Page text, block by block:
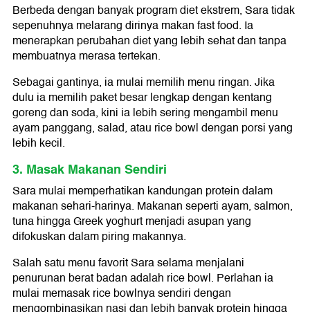
Berbeda dengan banyak program diet ekstrem, Sara tidak
sepenuhnya melarang dirinya makan fast food. Ia
menerapkan perubahan diet yang lebih sehat dan tanpa
membuatnya merasa tertekan.
Sebagai gantinya, ia mulai memilih menu ringan. Jika
dulu ia memilih paket besar lengkap dengan kentang
goreng dan soda, kini ia lebih sering mengambil menu
ayam panggang, salad, atau rice bowl dengan porsi yang
lebih kecil.
3. Masak Makanan Sendiri
Sara mulai memperhatikan kandungan protein dalam
makanan sehari-harinya. Makanan seperti ayam, salmon,
tuna hingga Greek yoghurt menjadi asupan yang
difokuskan dalam piring makannya.
Salah satu menu favorit Sara selama menjalani
penurunan berat badan adalah rice bowl. Perlahan ia
mulai memasak rice bowlnya sendiri dengan
mengombinasikan nasi dan lebih banyak protein hingga